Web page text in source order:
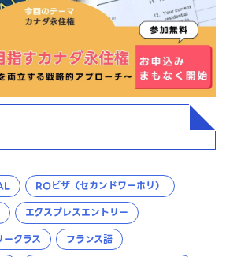
ROビザ（セカンドワーホリ）
エクスプレスエントリー
ークラス
フランス語